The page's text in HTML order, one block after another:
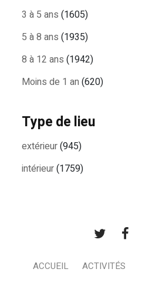
3 à 5 ans (1605)
5 à 8 ans (1935)
8 à 12 ans (1942)
Moins de 1 an (620)
Type de lieu
extérieur(945)
intérieur(1759)
ACCUEIL ACTIVITÉS